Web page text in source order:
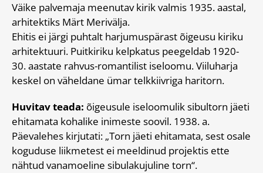
Väike palvemaja meenutav kirik valmis 1935. aastal,
arhitektiks Märt Merivälja.
Ehitis ei järgi puhtalt harjumuspärast õigeusu kiriku
arhitektuuri. Puitkiriku kelpkatus peegeldab 1920-
30. aastate rahvus-romantilist iseloomu. Viiluharja
keskel on väheldane ümar telkkiivriga haritorn.
Huvitav teada: õigeusule iseloomulik sibultorn jäeti
ehitamata kohalike inimeste soovil. 1938. a.
Päevalehes kirjutati: „Torn jäeti ehitamata, sest osale
koguduse liikmetest ei meeldinud projektis ette
nähtud vanamoeline sibulakujuline torn“.